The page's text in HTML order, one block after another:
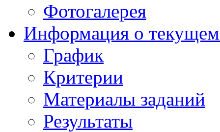
Фотогалерея
Информация о текущем
График
Критерии
Материалы заданий
Результаты